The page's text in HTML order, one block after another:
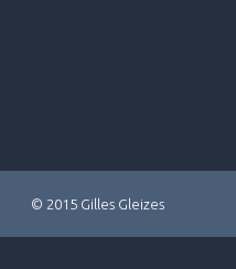
© 2015 Gilles Gleizes